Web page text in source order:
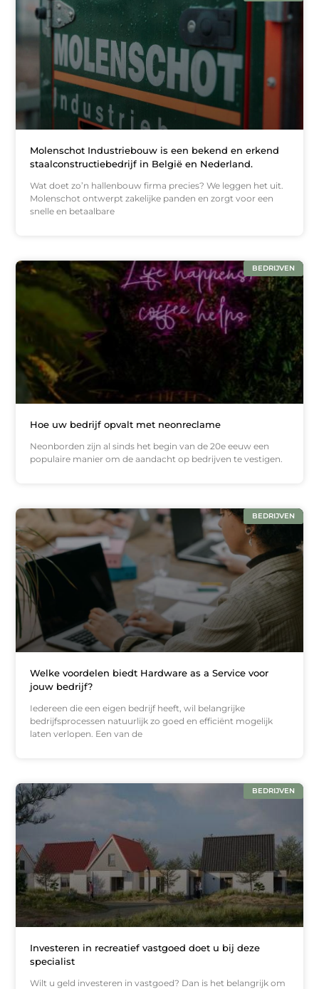
Molenschot Industriebouw is een bekend en erkend
staalconstructiebedrijf in België en Nederland.
Wat doet zo’n hallenbouw firma precies? We leggen het uit.
Molenschot ontwerpt zakelijke panden en zorgt voor een
snelle en betaalbare
BEDRIJVEN
Hoe uw bedrijf opvalt met neonreclame
Neonborden zijn al sinds het begin van de 20e eeuw een
populaire manier om de aandacht op bedrijven te vestigen.
BEDRIJVEN
Welke voordelen biedt Hardware as a Service voor
jouw bedrijf?
Iedereen die een eigen bedrijf heeft, wil belangrijke
bedrijfsprocessen natuurlijk zo goed en efficiënt mogelijk
laten verlopen. Een van de
BEDRIJVEN
Investeren in recreatief vastgoed doet u bij deze
specialist
Wilt u geld investeren in vastgoed? Dan is het belangrijk om